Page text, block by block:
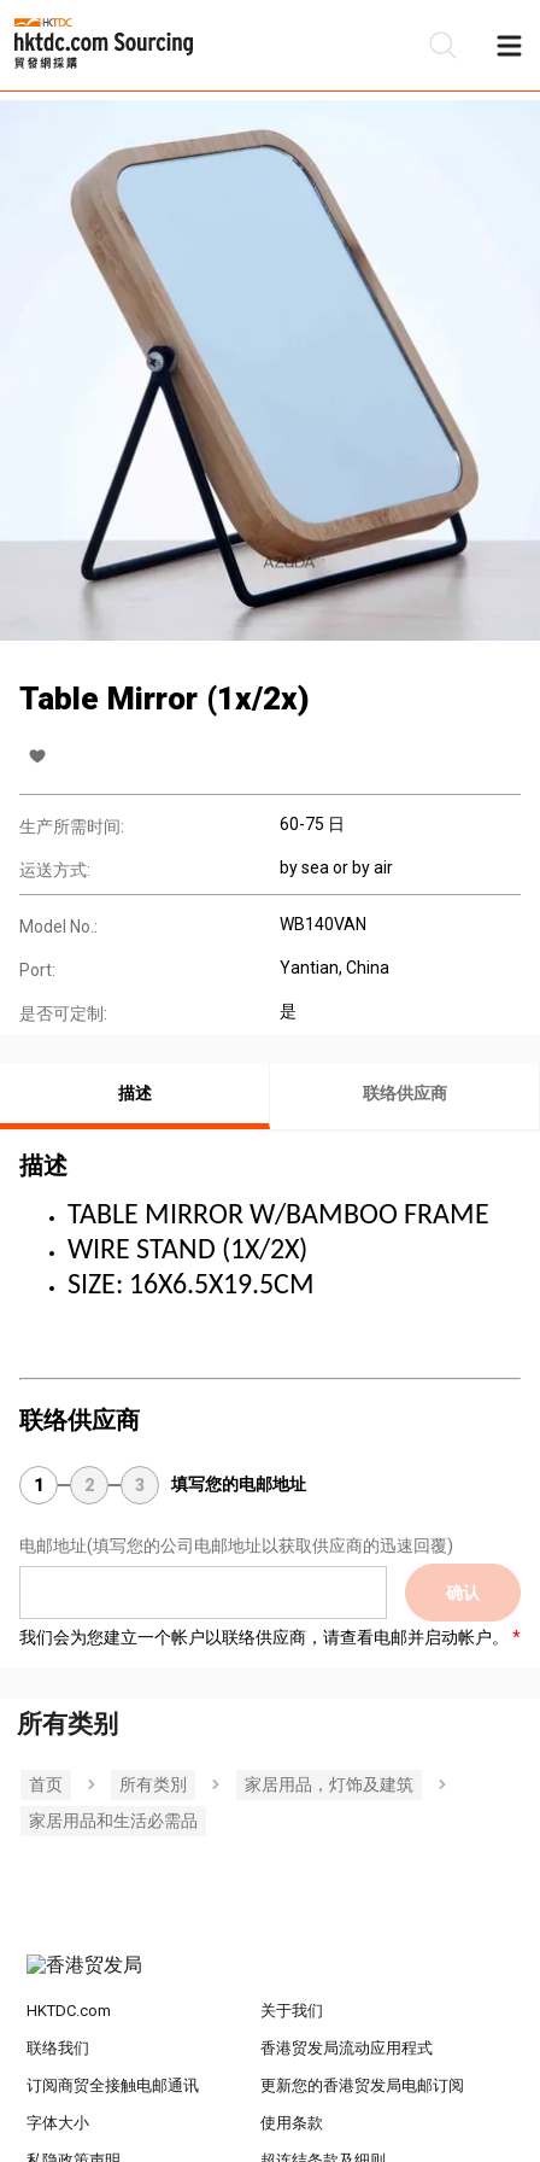
Table Mirror (1x/2x)
生产所需时间: 60-75 日
运送方式: by sea or by air
Model No.: WB140VAN
Port: Yantian, China
是否可定制: 是
描述 联络供应商
描述
TABLE MIRROR W/BAMBOO FRAME
WIRE STAND (1X/2X)
SIZE: 16X6.5X19.5CM
联络供应商
1 2 3 填写您的电邮地址
电邮地址(填写您的公司电邮地址以获取供应商的迅速回覆)
确认
我们会为您建立一个帐户以联络供应商，请查看电邮并启动帐户。
所有类别
首页 所有类別
家居用品，灯饰及建筑
家居用品和生活必需品
HKTDC.com 关于我们
联络我们 香港贸发局流动应用程式
订阅商贸全接触电邮通讯 更新您的香港贸发局电邮订阅
字体大小 使用条款